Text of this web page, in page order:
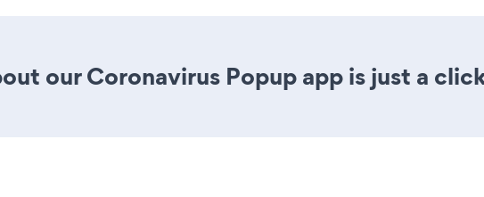
our Coronavirus Popup app is just a